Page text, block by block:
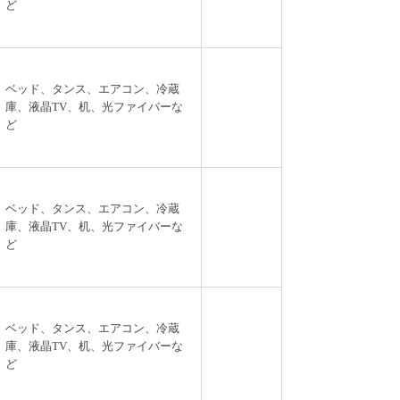
ど
ベッド、タンス、エアコン、冷蔵
庫、液晶TV、机、光ファイバーな
ど
ベッド、タンス、エアコン、冷蔵
庫、液晶TV、机、光ファイバーな
ど
ベッド、タンス、エアコン、冷蔵
庫、液晶TV、机、光ファイバーな
ど